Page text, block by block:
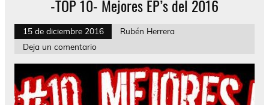
-TOP 10- Mejores EP’s del 2016
15 de diciembre 2016
Rubén Herrera
Deja un comentario